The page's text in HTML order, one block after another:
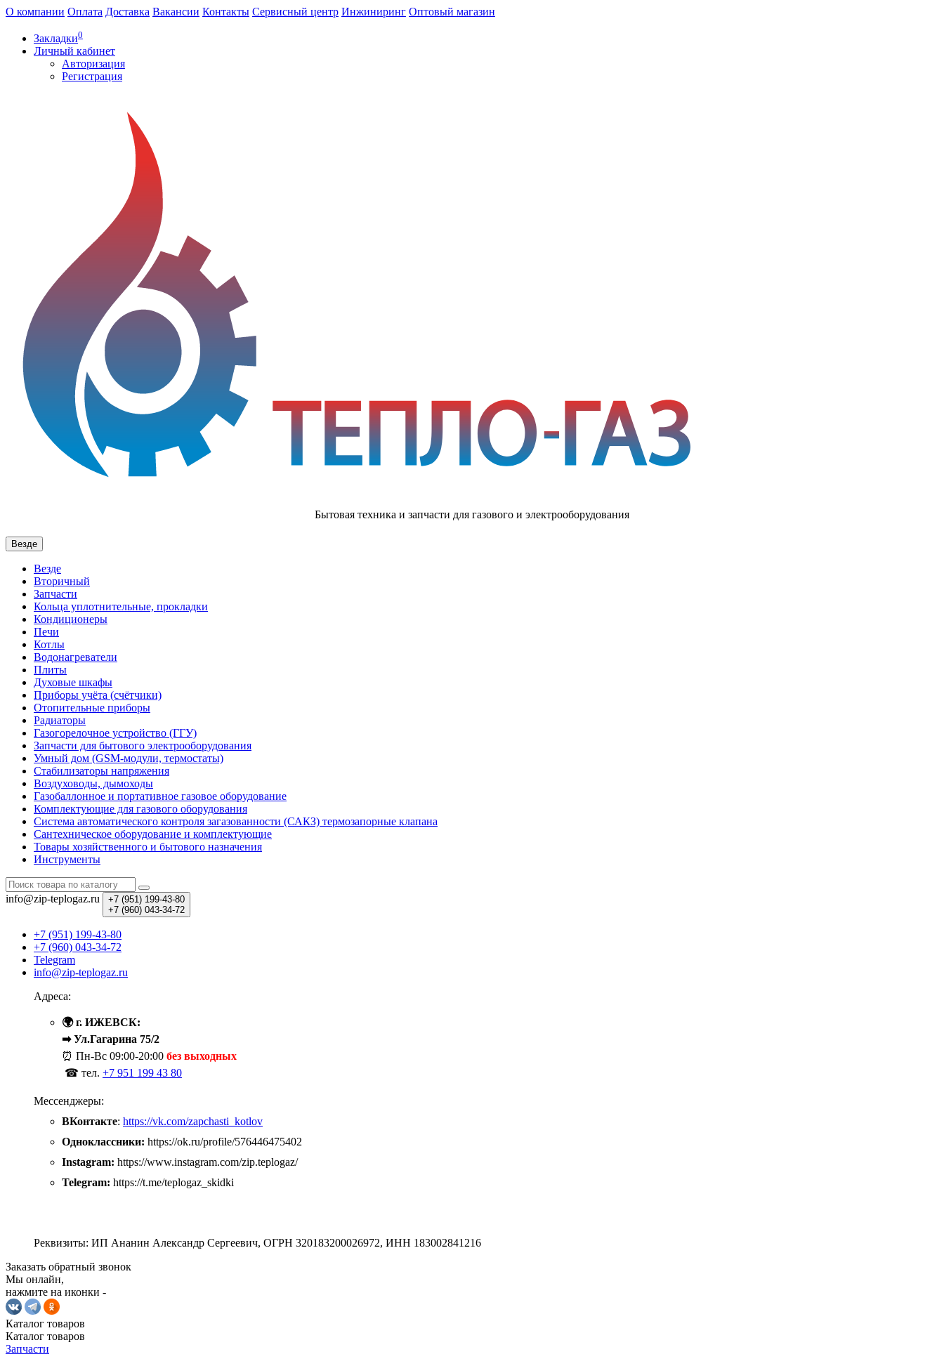
О компании Оплата Доставка Вакансии Контакты Сервисный центр Инжиниринг Оптовый магазин
Закладки0
Личный кабинет
Авторизация
Регистрация
Бытовая техника и запчасти для газового и электрооборудования
Везде
Везде
Вторичный
Запчасти
Кольца уплотнительные, прокладки
Кондиционеры
Печи
Котлы
Водонагреватели
Плиты
Духовые шкафы
Приборы учёта (счётчики)
Отопительные приборы
Радиаторы
Газогорелочное устройство (ГГУ)
Запчасти для бытового электрооборудования
Умный дом (GSM-модули, термостаты)
Cтабилизаторы напряжения
Воздуховоды, дымоходы
Газобаллонное и портативное газовое оборудование
Комплектующие для газового оборудования
Система автоматического контроля загазованности (САКЗ) термозапорные клапана
Сантехническое оборудование и комплектующие
Товары хозяйственного и бытового назначения
Инструменты
info@zip-teplogaz.ru +7 (951) 199-43-80
+7 (960) 043-34-72
+7 (951) 199-43-80
+7 (960) 043-34-72
Telegram
info@zip-teplogaz.ru
Адреса:
🌍 г. ИЖЕВСК:
➡ Ул.Гагарина 75/2
⏰ Пн-Вс 09:00-20:00 без выходных
☎ тел. +7 951 199 43 80
Мессенджеры:
ВКонтакте: https://vk.com/zapchasti_kotlov
Одноклассники: https://ok.ru/profile/576446475402
Instagram: https://www.instagram.com/zip.teplogaz/
Telegram: https://t.me/teplogaz_skidki
Реквизиты: ИП Ананин Александр Сергеевич, ОГРН 320183200026972, ИНН 183002841216
Заказать обратный звонок
Мы онлайн,
нажмите на иконки -
Каталог товаров
Каталог товаров
Запчасти